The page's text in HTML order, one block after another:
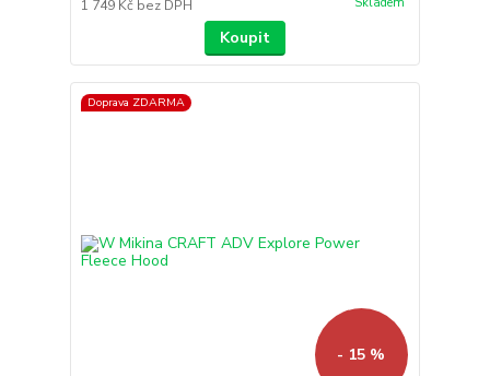
1 749 Kč bez DPH
Koupit
Doprava ZDARMA
- 15 %